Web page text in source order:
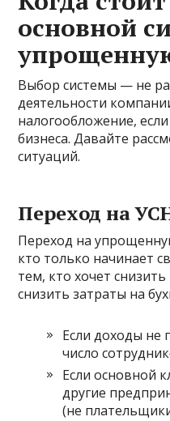
основной
Выбор системы — не
деятельности
налогообложение,
бизнеса. Давайте
ситуаций.
Переход на
Переход на
кто только начинает
тем, кто хочет
снизить затраты на
Если доходы
число
Если основной
другие
(не